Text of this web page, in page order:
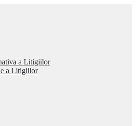
a Litigiilor
a Litigiilor